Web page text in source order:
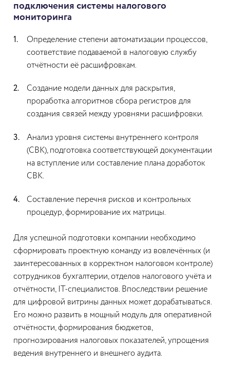
подключения системы налогового
мониторинга
Определение степени автоматизации процессов,
соответствие подаваемой в налоговую службу
отчётности её расшифровкам.
Создание модели данных для раскрытия,
проработка алгоритмов сбора регистров для
создания связей между уровнями расшифровки.
Анализ уровня системы внутреннего контроля
(СВК), подготовка соответствующей документации
на вступление или составление плана доработок
СВК.
Составление перечня рисков и контрольных
процедур, формирование их матрицы.
Для успешной подготовки компании необходимо
сформировать проектную команду из вовлечённых (и
заинтересованных в корректном налоговом контроле)
сотрудников бухгалтерии, отделов налогового учёта и
отчётности, IT-специалистов. Впоследствии решение
для цифровой витрины данных может дорабатываться.
Его можно развить в мощный модуль для оперативной
отчётности, формирования бюджетов,
прогнозирования налоговых показателей, упрощения
ведения внутреннего и внешнего аудита.